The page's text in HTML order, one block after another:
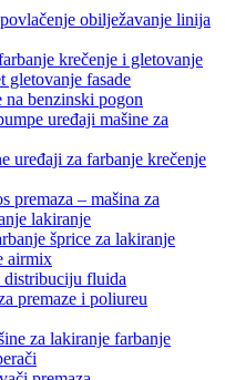
obilježavanje linija
krečenje i gletovanje
gletovanje fasade
na benzinski pogon
uređaji mašine za
uređaji za farbanje krečenje
premaza – mašina za
lakiranje
šprice za lakiranje
airmix
distribuciju fluida
premaze i poliureu
za lakiranje farbanje